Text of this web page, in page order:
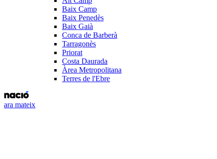
Baix Camp
Baix Penedès
Baix Gaià
Conca de Barberà
Tarragonès
Priorat
Costa Daurada
Àrea Metropolitana
Terres de l'Ebre
ara mateix